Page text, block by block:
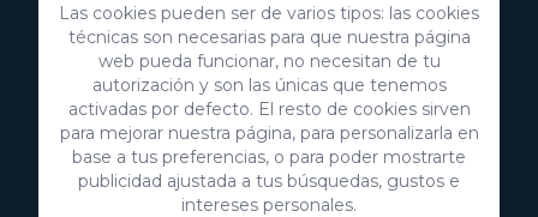
Salobre Golf Resort
35100 Maspalomas, Gran Canaria
Islas Canarias, España
CIF:B76226992
info@villagrancanaria.com
+34 928 380 457
Las cookies pueden ser de varios tipos: las cookies
técnicas son necesarias para que nuestra página
web pueda funcionar, no necesitan de tu
autorización y son las únicas que tenemos
activadas por defecto. El resto de cookies sirven
para mejorar nuestra página, para personalizarla en
base a tus preferencias, o para poder mostrarte
publicidad ajustada a tus búsquedas, gustos e
intereses personales.